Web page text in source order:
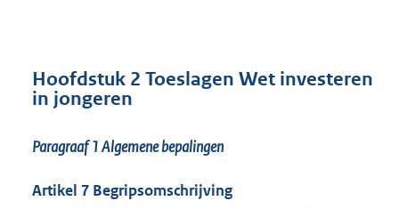
Hoofdstuk 2 Toeslagen Wet investeren
in jongeren
Paragraaf 1Algemene bepalingen
Artikel 7 Begripsomschrijving